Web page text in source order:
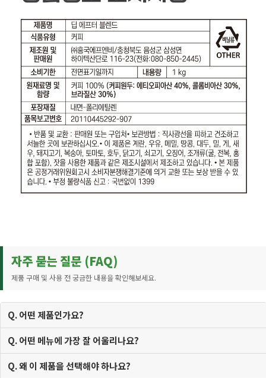
자주 묻는 질문 (FAQ)
제품 구매 및 사용 전 궁금한 내용을 확인해보세요.
Q. 어떤 제품인가요?
Q. 어떤 메뉴에 가장 잘 어울리나요?
Q. 왜 이 제품을 선택해야 하나요?